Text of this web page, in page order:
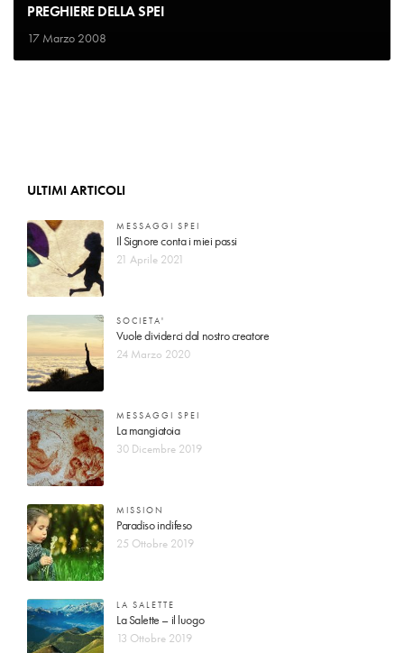
PREGHIERE DELLA SPEI
17 Marzo 2008
ULTIMI ARTICOLI
MESSAGGI SPEI
Il Signore conta i miei passi
21 Aprile 2021
SOCIETA'
Vuole dividerci dal nostro creatore
24 Marzo 2020
MESSAGGI SPEI
La mangiatoia
30 Dicembre 2019
MISSION
Paradiso indifeso
25 Ottobre 2019
LA SALETTE
La Salette – il luogo
13 Ottobre 2019